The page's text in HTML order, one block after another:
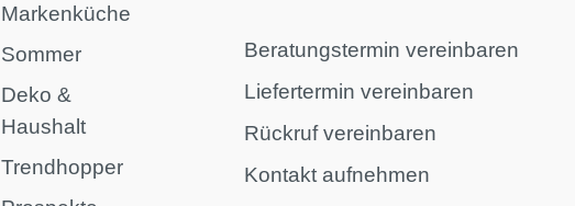
Markenküche
Sommer
Deko &
Haushalt
Trendhopper
Beratungstermin vereinbaren
Liefertermin vereinbaren
Rückruf vereinbaren
Kontakt aufnehmen